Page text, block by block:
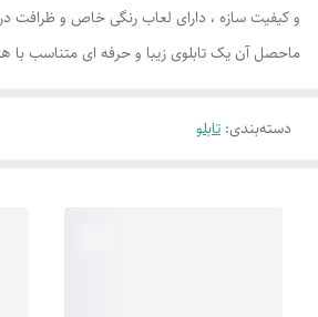
و کیفیت سازه ، دارای لعاب رنگی خاص و ظرافت
ماحصل آن یک تابلوی زیبا و حرفه ای متناسب با
دسته‌بندی: تابلو